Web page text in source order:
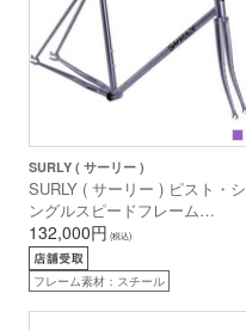
SURLY ( サーリー )
SURLY ( サーリー ) ピスト・シ
ングルスピードフレーム
STEAMROLLER F/S 【池袋チ
ャーリー限定】 ( スチームロー
ラー フレームセット ) アンク
シャスラベンダー 49 ( 身長目
安165cm前後 )
132,000円 (税込)
フレーム素材：スチール